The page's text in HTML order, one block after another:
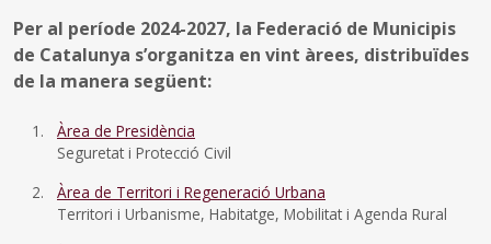
Per al període 2024-2027, la Federació de Municipis
de Catalunya s’organitza en vint àrees, distribuïdes
de la manera següent:
Àrea de Presidència
Seguretat i Protecció Civil
Àrea de Territori i Regeneració Urbana
Territori i Urbanisme, Habitatge, Mobilitat i Agenda Rural